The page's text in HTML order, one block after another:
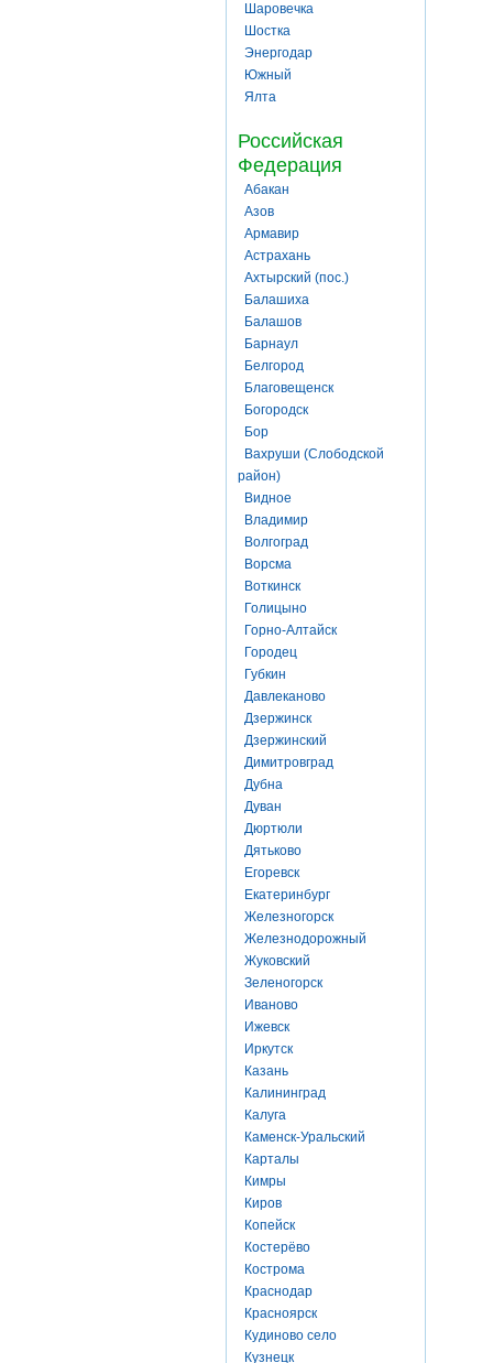
Шаровечка
Шостка
Энергодар
Южный
Ялта
Российская
Федерация
Абакан
Азов
Армавир
Астрахань
Ахтырский (пос.)
Балашиха
Балашов
Барнаул
Белгород
Благовещенск
Богородск
Бор
Вахруши (Слободской
район)
Видное
Владимир
Волгоград
Ворсма
Воткинск
Голицыно
Горно-Алтайск
Городец
Губкин
Давлеканово
Дзержинск
Дзержинский
Димитровград
Дубна
Дуван
Дюртюли
Дятьково
Егоревск
Екатеринбург
Железногорск
Железнодорожный
Жуковский
Зеленогорск
Иваново
Ижевск
Иркутск
Казань
Калининград
Калуга
Каменск-Уральский
Карталы
Кимры
Киров
Копейск
Костерёво
Кострома
Краснодар
Красноярск
Кудиново село
Кузнецк